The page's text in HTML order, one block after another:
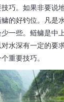
巧。如果非要说
的好钓位。凡是
一些。鲢鳙是中
水深有一定的要
重要技巧。